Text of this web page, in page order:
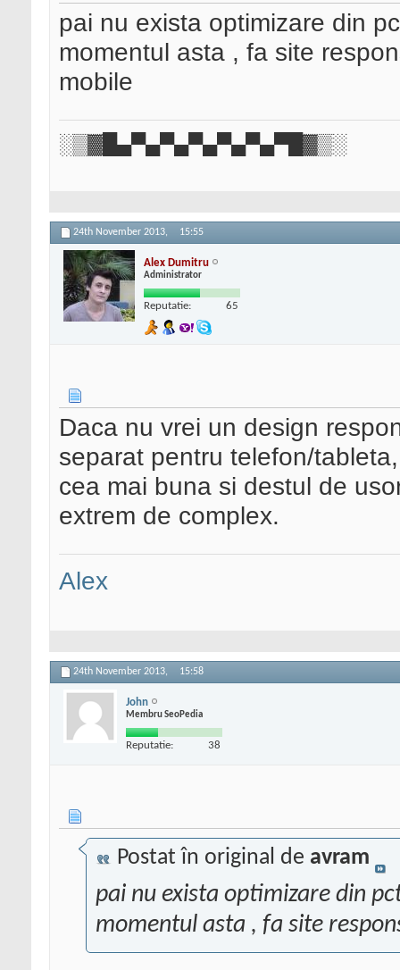
pai nu exista optimizare din
momentul asta , fa site
mobile
░▒▓█▄▀▄▀▄▀▄▀▄▀▄▀█▓▒░
24th November 2013, 15:55
Alex Dumitru
Administrator
Reputatie: 65
Daca nu vrei un design
separat pentru telefon/
cea mai buna si destul de
extrem de complex.
Alex
24th November 2013, 15:58
John
Membru SeoPedia
Reputatie: 38
Postat în original de avram
pai nu exista optimizare din
momentul asta , fa site